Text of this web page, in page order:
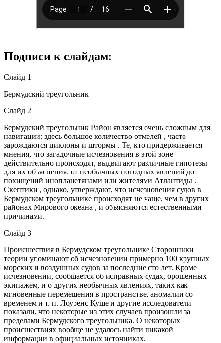
Подписи к слайдам:
Слайд 1
Бермудский треугольник
Слайд 2
Бермудский треугольник Район является очень сложным для
навигации: здесь большое количество отмелей , часто
зарождаются циклоны и штормы . Те, кто придерживается
мнения, что загадочные исчезновения в этой зоне
действительно происходят, выдвигают различные гипотезы
для их объяснения: от необычных погодных явлений до
похищений инопланетянами или жителями Атлантиды .
Скептики , однако, утверждают, что исчезновения судов в
Бермудском треугольнике происходят не чаще, чем в других
районах Мирового океана , и объясняются естественными
причинами.
Слайд 3
Происшествия в Бермудском треугольнике Сторонники
теории упоминают об исчезновении примерно 100 крупных
морских и воздушных судов за последние сто лет. Кроме
исчезновений, сообщается об исправных судах, брошенных
экипажем, и о других необычных явлениях, таких как
мгновенные перемещения в пространстве, аномалии со
временем и т. п. Лоуренс Куше и другие исследователи
показали, что некоторые из этих случаев произошли за
пределами Бермудского треугольника. О некоторых
происшествиях вообще не удалось найти никакой
информации в официальных источниках.